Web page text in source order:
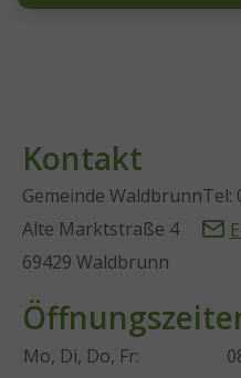
Kontakt
Gemeinde Waldbrunn
Alte Marktstraße 4
69429 Waldbrunn
Tel:
Mo, Di, Do, Fr: